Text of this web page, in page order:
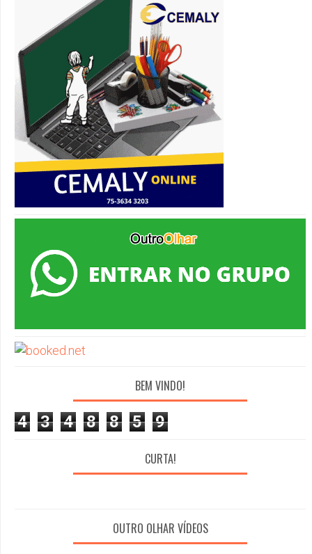
BEM VINDO!
4 3 4 8 8 5 9
CURTA!
OUTRO OLHAR VÍDEOS